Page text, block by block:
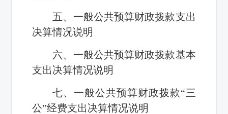
五、一般公共预算财政拨款支出
决算情况说明
六、一般公共预算财政拨款基本
支出决算情况说明
七、一般公共预算财政拨款“三
公”经费支出决算情况说明